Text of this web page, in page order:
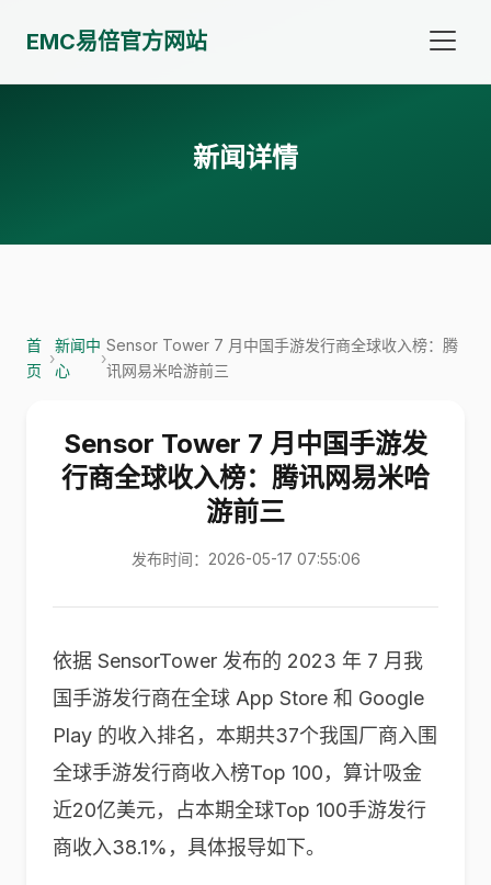
EMC易倍官方网站
新闻详情
首
页
›
新闻中
心
›
Sensor Tower 7 月中国手游发行商全球收入榜：腾
讯网易米哈游前三
Sensor Tower 7 月中国手游发
行商全球收入榜：腾讯网易米哈
游前三
发布时间：2026-05-17 07:55:06
依据 SensorTower 发布的 2023 年 7 月我
国手游发行商在全球 App Store 和 Google
Play 的收入排名，本期共37个我国厂商入围
全球手游发行商收入榜Top 100，算计吸金
近20亿美元，占本期全球Top 100手游发行
商收入38.1%，具体报导如下。